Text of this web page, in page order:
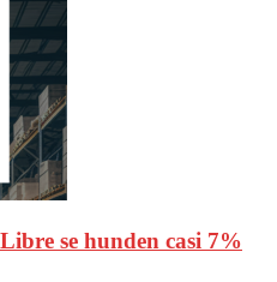
se hunden casi 7%